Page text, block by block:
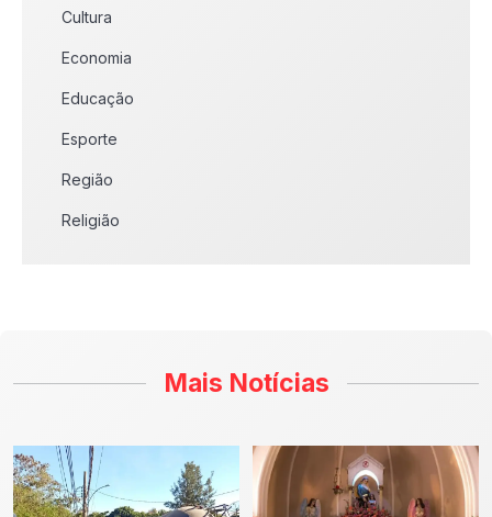
Cultura
Economia
Educação
Esporte
Região
Religião
Mais Notícias